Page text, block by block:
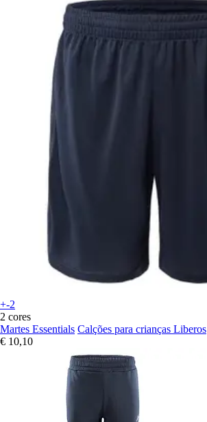
+-2
2 cores
Martes Essentials Calções para crianças Liberos
€ 10,10